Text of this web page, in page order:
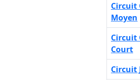
Circuit
Moyen
Circuit
Court
Circuit